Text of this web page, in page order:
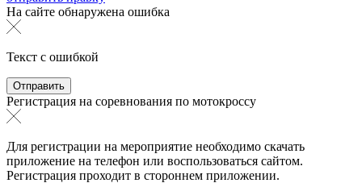
На сайте обнаружена ошибка
Текст с ошибкой
Регистрация на соревнования по мотокроссу
Для регистрации на мероприятие необходимо скачать
приложение на телефон или воспользоваться сайтом.
Регистрация проходит в стороннем приложении.